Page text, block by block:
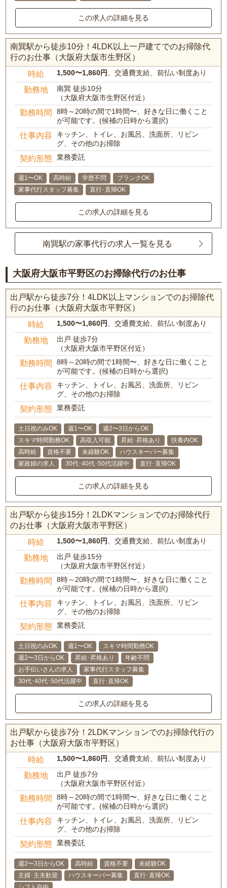
この求人の詳細を見る
南巽駅から徒歩10分！4LDK以上一戸建てでのお掃除代
行のお仕事（大阪府大阪市生野区）
時給 1,500〜1,860円、交通費支給、前払い制度あり
勤務地
南巽 徒歩10分
（大阪府大阪市生野区付近）
勤務時間
8時～20時の間で1時間〜、好きな日に働くこと
が可能です。(候補の日時から選択)
仕事内容
キッチン、トイレ、お風呂、洗面所、リビン
グ、その他のお掃除
契約形態 業務委託
週1〜OK 高時給 学歴不問
ブランクOK
家事代行スタッフ募集
直行･直帰OK
この求人の詳細を見る
南巽駅の家事代行の求人一覧を見る
大阪府大阪市平野区のお掃除代行のお仕事
出戸駅から徒歩7分！4LDK以上マンションでのお掃除代
行のお仕事（大阪府大阪市平野区）
時給 1,500〜1,860円 、交通費支給、前払い制度あり
勤務地
出戸 徒歩7分
（大阪府大阪市平野区付近）
勤務時間
8時～20時の間で1時間〜、好きな日に働くこと
が可能です。(候補の日時から選択)
仕事内容
キッチン、トイレ、お風呂、洗面所、リビン
グ、その他のお掃除
契約形態 業務委託
土日祝のみOK 週1〜OK
週2〜3日からOK
スキマ時間勤務OK
高収入可能 昇給･昇格あり
扶養内OK
高時給
資格不要 未経験OK
ハウスキーパー募集
家政婦の求人
30代･40代･50代活躍中 直行･直帰OK
この求人の詳細を見る
出戸駅から徒歩15分！2LDKマンションでのお掃除代行
のお仕事（大阪府大阪市平野区）
時給 1,500〜1,860円 、交通費支給、前払い制度あり
勤務地
出戸 徒歩15分
（大阪府大阪市平野区付近）
勤務時間
8時～20時の間で1時間〜、好きな日に働くこと
が可能です。(候補の日時から選択)
仕事内容
キッチン、トイレ、お風呂、洗面所、リビン
グ、その他のお掃除
契約形態 業務委託
土日祝のみOK 週1〜OK
スキマ時間勤務OK
週2〜3日からOK
昇給･昇格あり
年齢不問
お手伝いさんの求人
家事代行スタッフ募集
30代･40代･50代活躍中
直行･直帰OK
この求人の詳細を見る
出戸駅から徒歩7分！2LDKマンションでのお掃除代行の
お仕事（大阪府大阪市平野区）
時給 1,500〜1,860円 、交通費支給、前払い制度あり
勤務地
出戸 徒歩7分
（大阪府大阪市平野区付近）
勤務時間
8時～20時の間で1時間〜、好きな日に働くこと
が可能です。(候補の日時から選択)
仕事内容
キッチン、トイレ、お風呂、洗面所、リビン
グ、その他のお掃除
契約形態 業務委託
週2〜3日からOK 高時給 資格不要
未経験OK
主婦･主夫歓迎
ハウスキーパー募集
直行･直帰OK